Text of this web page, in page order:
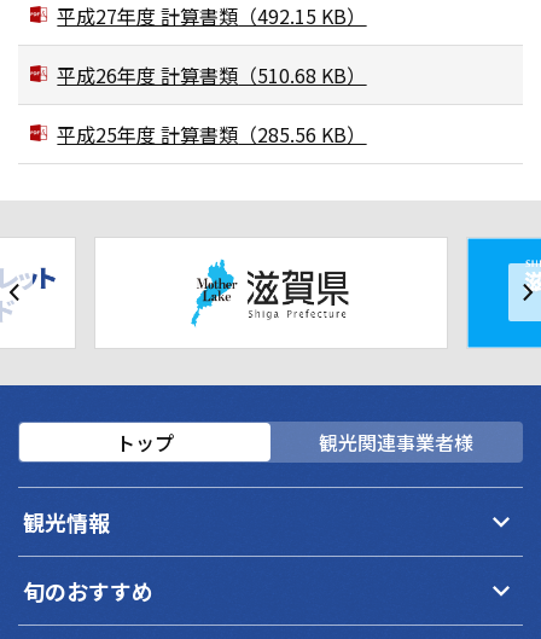
平成27年度 計算書類 （492.15 KB）
平成26年度 計算書類 （510.68 KB）
平成25年度 計算書類 （285.56 KB）
トップ 観光関連事業者様
観光情報 keyboard_arrow_down
旬のおすすめ keyboard_arrow_down